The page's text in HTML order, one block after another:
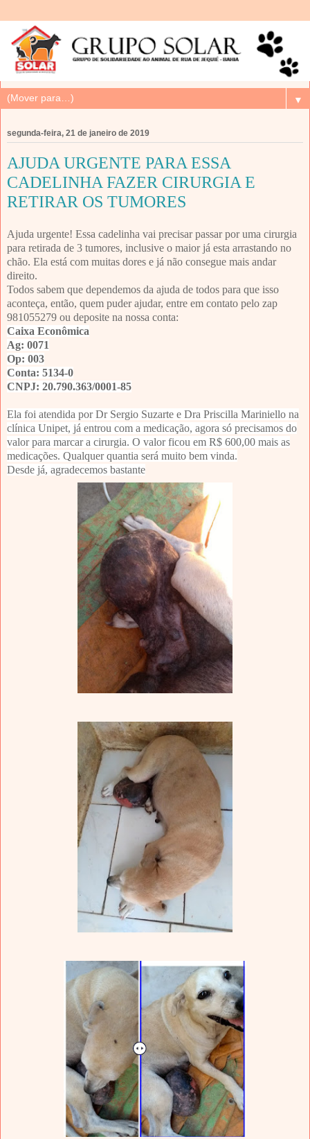
▼
segunda-feira, 21 de janeiro de 2019
AJUDA URGENTE PARA ESSA
CADELINHA FAZER CIRURGIA E
RETIRAR OS TUMORES
Ajuda urgente! Essa cadelinha vai precisar passar por uma cirurgia
para retirada de 3 tumores, inclusive o maior já esta arrastando no
chão. Ela está com muitas dores e já não consegue mais andar
direito.
Todos sabem que dependemos da ajuda de todos para que isso
aconteça, então, quem puder ajudar, entre em contato pelo zap
981055279 ou deposite na nossa conta:
Caixa Econômica
Ag: 0071
Op: 003
Conta: 5134-0
CNPJ: 20.790.363/0001-85
Ela foi atendida por Dr Sergio Suzarte e Dra Priscilla Mariniello na
clínica Unipet, já entrou com a medicação, agora só precisamos do
valor para marcar a cirurgia. O valor ficou em R$ 600,00 mais as
medicações. Qualquer quantia será muito bem vinda.
Desde já, agradecemos bastante